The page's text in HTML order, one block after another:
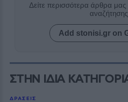
Δείτε περισσότερα άρθρα
αναζήτησης
Add stonisi.gr on
ΣΤΗΝ ΙΔΙΑ
ΔΡΑΣΕΙΣ